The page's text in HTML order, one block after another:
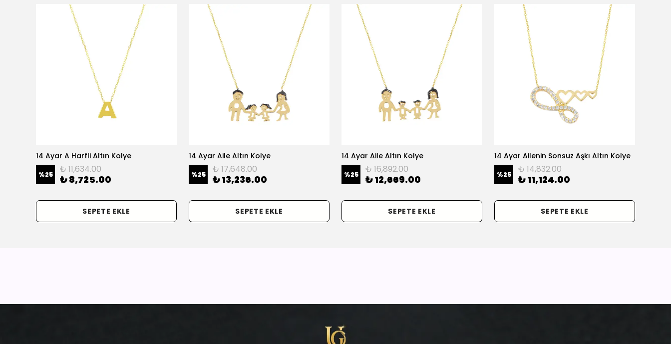
14 Ayar A Harfli Altın Kolye
%25 ₺ 11,634.00
₺ 8,725.00
SEPETE EKLE
14 Ayar Aile Altın Kolye
%25 ₺ 17,648.00
₺ 13,236.00
SEPETE EKLE
14 Ayar Aile Altın Kolye
%25 ₺ 16,892.00
₺ 12,669.00
SEPETE EKLE
14 Ayar Ailenin Sonsuz Aşkı Altın Kolye
%25 ₺ 14,832.00
₺ 11,124.00
SEPETE EKLE